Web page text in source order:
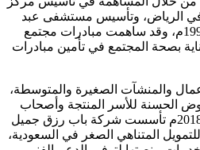
في الرياض، وتأسيس مستشفى عبد
اللطيف جميل في جدة عام 1997م، وقد ساهمت مبادرات مجتمع
بصحة المجتمع في تأمين مبادرات
والمنشآت الصغيرة والمتوسطة،
تقديم القروض الحسنة للأسر المنتجة وأصحاب
المشاريع الصغيرة. وفي عام 2018م تأسست شركة باب رزق جميل
المتناهي الصغر في السعودية،